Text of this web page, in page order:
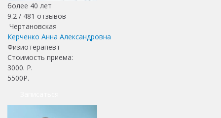
более 40 лет
9.2 / 481 отзывов
Чертановская
Керченко Анна Александровна
Физиотерапевт
Стоимость приема:
3000. Р.
5500Р.